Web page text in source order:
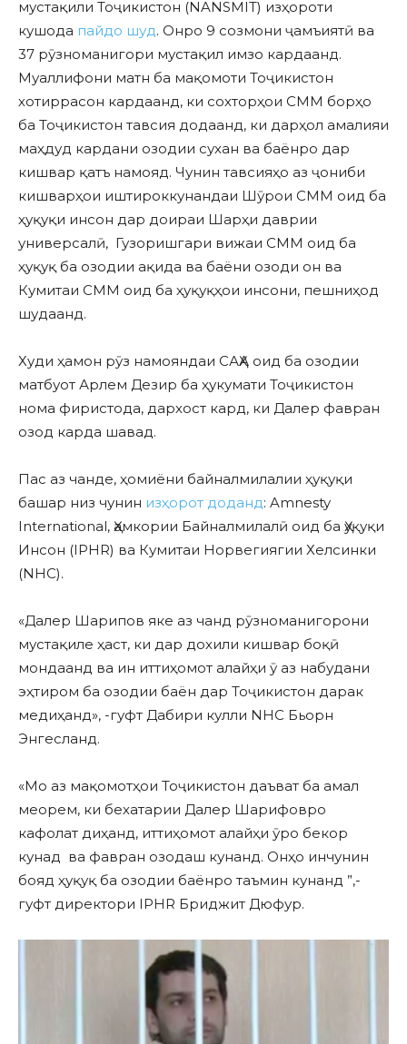
мустақили Тоҷикистон (NANSMIT) изҳороти
кушода пайдо шуд. Онро 9 созмони ҷамъиятӣ ва
37 рӯзноманигори мустақил имзо кардаанд.
Муаллифони матн ба мақомоти Тоҷикистон
хотиррасон кардаанд, ки сохторҳои СММ борҳо
ба Тоҷикистон тавсия додаанд, ки дарҳол амалияи
маҳдуд кардани озодии сухан ва баёнро дар
кишвар қатъ намояд. Чунин тавсияҳо аз ҷониби
кишварҳои иштироккунандаи Шӯрои СММ оид ба
ҳуқуқи инсон дар доираи Шарҳи даврии
универсалӣ, Гузоришгари вижаи СММ оид ба
ҳуқуқ ба озодии ақида ва баёни озоди он ва
Кумитаи СММ оид ба ҳуқуқҳои инсони, пешниҳод
шудаанд.
Худи ҳамон рӯз намояндаи САҲА оид ба озодии
матбуот Арлем Дезир ба ҳукумати Тоҷикистон
нома фиристода, дархост кард, ки Далер фавран
озод карда шавад.
Пас аз чанде, ҳомиёни байналмилалии ҳуқуқи
башар низ чунин изҳорот доданд: Amnesty
International, Ҳамкории Байналмилалӣ оид ба Ҳуқуқи
Инсон (IPHR) ва Кумитаи Норвегиягии Хелсинки
(NHC).
«Далер Шарипов яке аз чанд рӯзноманигорони
мустақиле ҳаст, ки дар дохили кишвар боқӣ
мондаанд ва ин иттиҳомот алайҳи ӯ аз набудани
эҳтиром ба озодии баён дар Тоҷикистон дарак
медиҳанд», -гуфт Дабири кулли NHC Бьорн
Энгесланд.
«Мо аз мақомотҳои Тоҷикистон даъват ба амал
меорем, ки бехатарии Далер Шарифовро
кафолат диҳанд, иттиҳомот алайҳи ӯро бекор
кунад ва фавран озодаш кунанд. Онҳо инчунин
бояд ҳуқуқ ба озодии баёнро таъмин кунанд ”,-
гуфт директори IPHR Бриджит Дюфур.